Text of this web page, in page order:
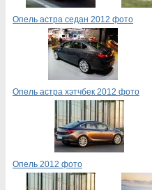
Опель астра седан 2012 фото
Опель астра хэтчбек 2012 фото
Опель 2012 фото